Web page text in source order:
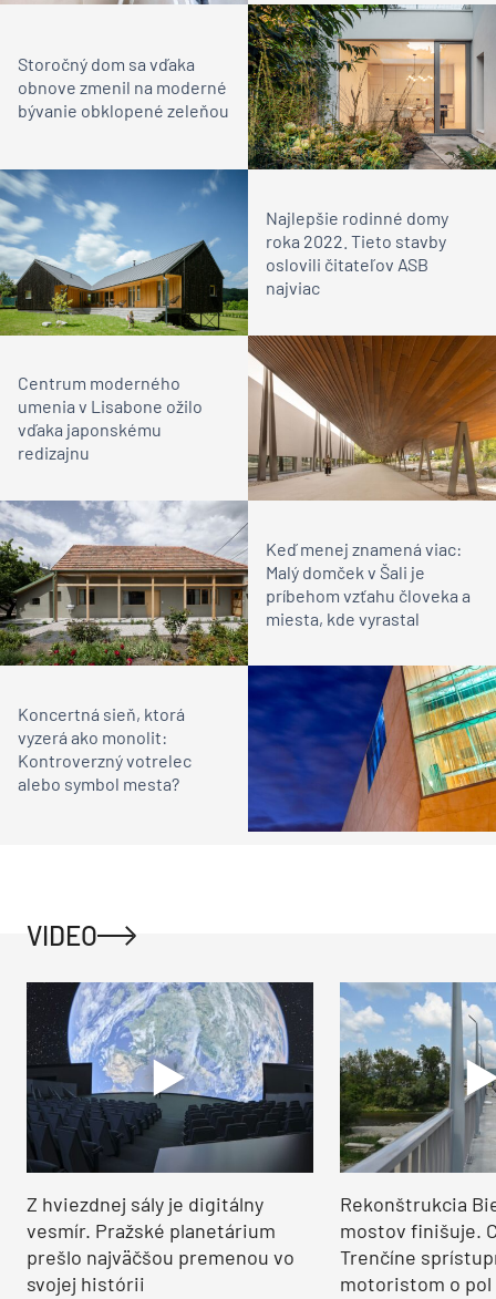
Storočný dom sa vďaka
obnove zmenil na moderné
bývanie obklopené zeleňou
Najlepšie rodinné domy
roka 2022. Tieto stavby
oslovili čitateľov ASB
najviac
Centrum moderného
umenia v Lisabone ožilo
vďaka japonskému
redizajnu
Keď menej znamená viac:
Malý domček v Šali je
príbehom vzťahu človeka a
miesta, kde vyrastal
Koncertná sieň, ktorá
vyzerá ako monolit:
Kontroverzný votrelec
alebo symbol mesta?
VIDEO
Z hviezdnej sály je digitálny
vesmír. Pražské planetárium
prešlo najväčšou premenou vo
svojej histórii
Rekonštrukcia
mostov finišuje.
Trenčíne
motoristom o pol